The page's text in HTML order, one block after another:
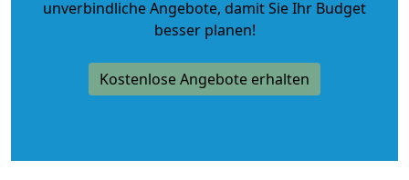
unverbindliche Angebote, damit Sie Ihr Budget
besser planen!
Kostenlose Angebote erhalten